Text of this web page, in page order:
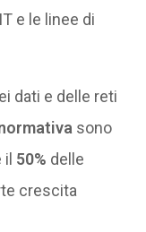
e le linee di
dati e delle reti
sono
50% delle
crescita